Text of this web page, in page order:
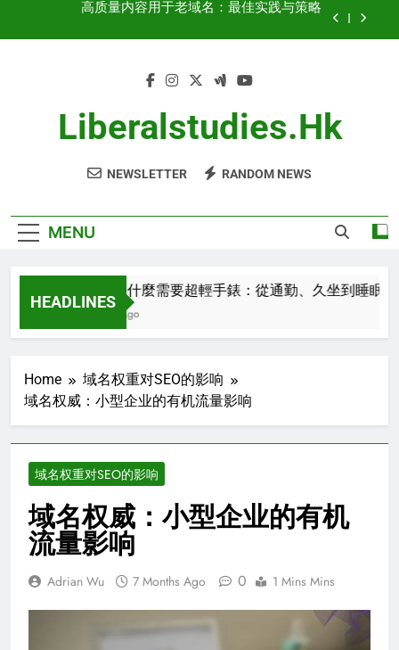
眠，不影響日常生活的智能穿戴
高质量内容用于老域名：最佳实践与策略
关键指标：Domain Authority、Backlink Profile、
域名权重：增长与优化策略
Liberalstudies.hk
NEWSLETTER RANDOM NEWS
MENU
HEADLINES
都市人為什麼需要超輕手錶：從通勤、久坐到睡眠，不
Home
域名权重对SEO的影响
域名权威：小型企业的有机流量影响
域名权重对SEO的影响
域名权威：小型企业的有机
流量影响
Adrian Wu 7 Months Ago 0 1 Mins Mins